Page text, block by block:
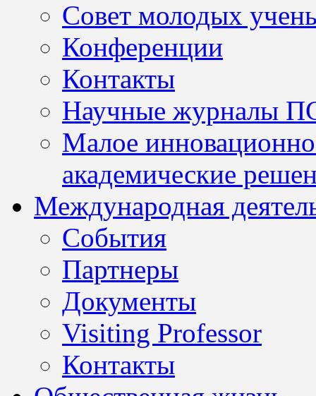
Совет молодых
Конференции
Контакты
Научные журналы
Малое
академические
Международная
События
Партнеры
Документы
Visiting Professor
Контакты